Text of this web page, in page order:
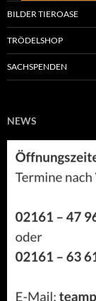
BILDER TIEROASE
TRÖDELSHOP
SACHSPENDEN
NEWS